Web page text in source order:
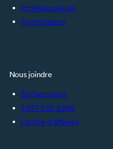
Professionel.les
Fournisseurs
Nous joindre
Écrivez-nous
1-877-232-2269
Centre d’affaires